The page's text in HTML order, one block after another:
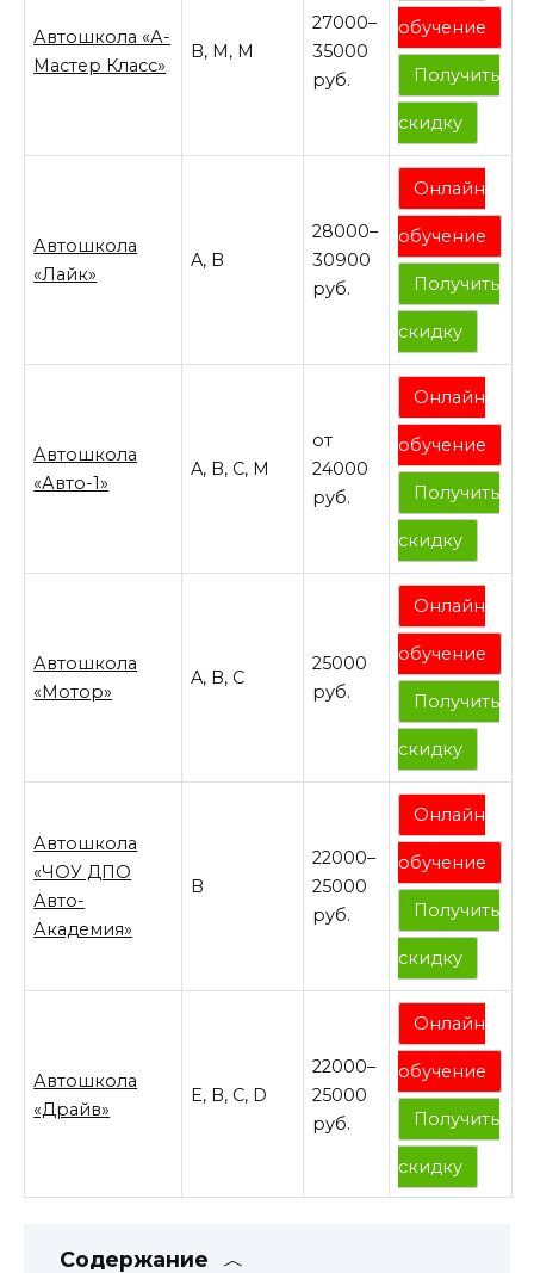
Автошкола «А-
Мастер Класс»
B, M, M
27000–
35000
руб.
обучение
Получить
скидку
Автошкола
«Лайк»
A, B
28000–
30900
руб.
Онлайн
обучение
Получить
скидку
Автошкола
«Авто-1»
A, B, C, M
от
24000
руб.
Онлайн
обучение
Получить
скидку
Автошкола
«Мотор»
A, B, C
25000
руб.
Онлайн
обучение
Получить
скидку
Автошкола
«ЧОУ ДПО
Авто-
Академия»
B
22000–
25000
руб.
Онлайн
обучение
Получить
скидку
Автошкола
«Драйв»
E, B, C, D
22000–
25000
руб.
Онлайн
обучение
Получить
скидку
Содержание